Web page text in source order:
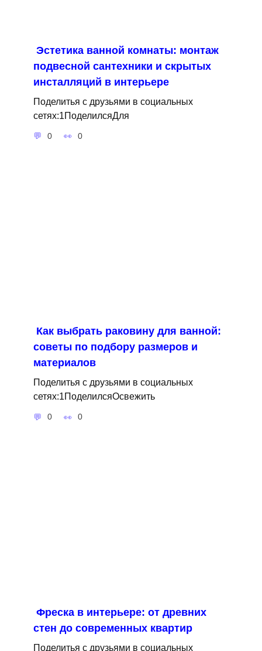
Эстетика ванной комнаты: монтаж
подвесной сантехники и скрытых
инсталляций в интерьере
Поделитья с друзьями в социальных
сетях:1ПоделилсяДля
0 0
Как выбрать раковину для ванной:
советы по подбору размеров и
материалов
Поделитья с друзьями в социальных
сетях:1ПоделилсяОсвежить
0 0
Фреска в интерьере: от древних
стен до современных квартир
Поделитья с друзьями в социальных